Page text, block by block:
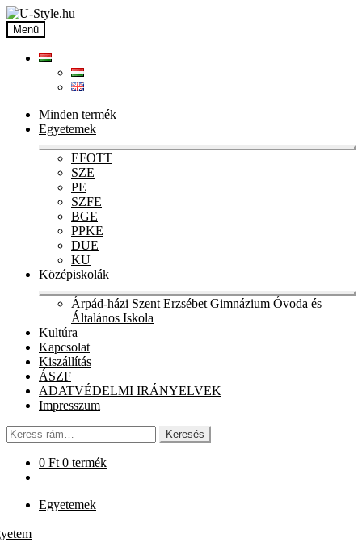
Ugrás
a
navigációhoz
Kilépés
a
tartalomba
Menü
Minden termék
Egyetemek
EFOTT
SZE
PE
SZFE
BGE
PPKE
DUE
KU
Középiskolák
Árpád-házi Szent Erzsébet Gimnázium Óvoda és
Általános Iskola
Kultúra
Kapcsolat
Kiszállítás
ÁSZF
ADATVÉDELMI IRÁNYELVEK
Impresszum
Keresés
a
következőre:
Keresés
0 Ft 0 termék
Egyetemek